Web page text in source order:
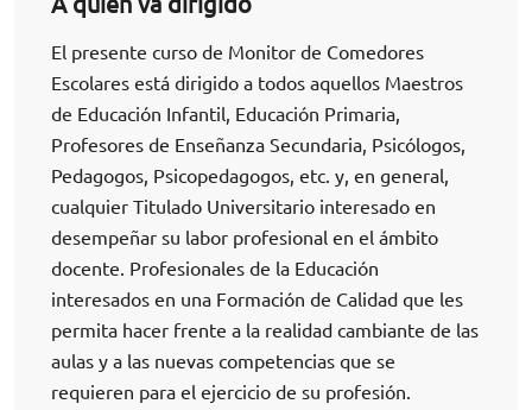
El presente curso de Monitor de Comedores
Escolares está dirigido a todos aquellos Maestros
de Educación Infantil, Educación Primaria,
Profesores de Enseñanza Secundaria, Psicólogos,
Pedagogos, Psicopedagogos, etc. y, en general,
cualquier Titulado Universitario interesado en
desempeñar su labor profesional en el ámbito
docente. Profesionales de la Educación
interesados en una Formación de Calidad que les
permita hacer frente a la realidad cambiante de las
aulas y a las nuevas competencias que se
requieren para el ejercicio de su profesión.